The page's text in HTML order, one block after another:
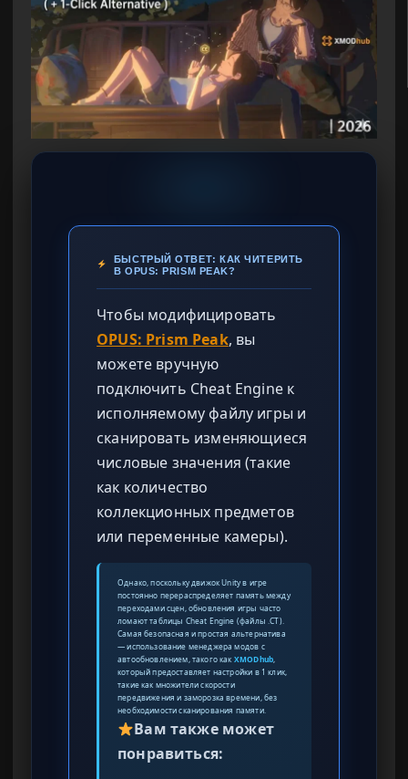
БЫСТРЫЙ ОТВЕТ: КАК ЧИТЕРИТЬ
В OPUS: PRISM PEAK?
Чтобы модифицировать
OPUS: Prism Peak, вы
можете вручную
подключить Cheat Engine к
исполняемому файлу игры и
сканировать изменяющиеся
числовые значения (такие
как количество
коллекционных предметов
или переменные камеры).
Однако, поскольку движок Unity в игре
постоянно перераспределяет память между
переходами сцен, обновления игры часто
ломают таблицы Cheat Engine (файлы .CT).
Самая безопасная и простая альтернатива
— использование менеджера модов с
автообновлением, такого как XMODhub
который предоставляет настройки в 1 клик,
такие как множители скорости
передвижения и заморозка времени, без
необходимости сканирования памяти.
Вам также может
понравиться: